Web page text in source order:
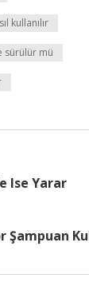
kullanılır
sürülür mü
Ise Yarar
Şampuan